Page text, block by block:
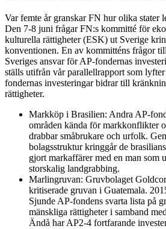
Var femte år granskar FN hur olika stater
Den 7-8 juni frågar FN:s kommitté för
kulturella rättigheter (ESK) ut Sverige
konventionen. En av kommitténs frågor
Sveriges ansvar för AP-fondernas
ställs utifrån vår parallellrapport som
fondernas investeringar bidrar till
rättigheter.
Markköp i Brasilien: Andra AP-
områden kända för markkonflikter
drabbar småbrukare och urfolk.
bolagsstruktur kringgår de
gjort markaffärer med en man som
storskalig landgrabbing.
Marlingruvan: Gruvbolaget
kritiserade gruvan i Guatemala.
Sjunde AP-fondens svarta lista på
mänskliga rättigheter i samband
Ändå har AP2-4 fortfarande